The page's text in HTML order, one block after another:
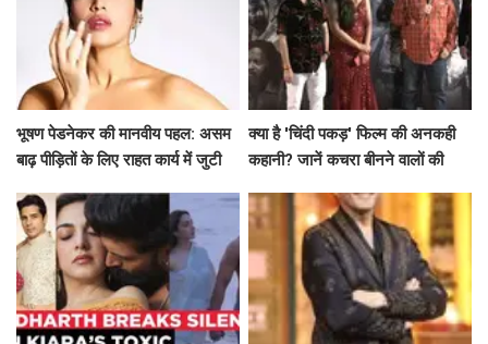
भूषण पेडनेकर की मानवीय पहल: असम
बाढ़ पीड़ितों के लिए राहत कार्य में जुटी
क्या है 'चिंदी पकड़' फिल्म की अनकही
कहानी? जानें कचरा बीनने वालों की